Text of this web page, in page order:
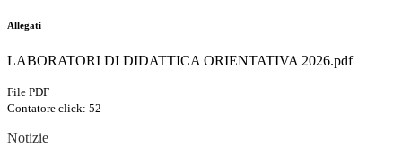
Allegati
LABORATORI DI DIDATTICA ORIENTATIVA 2026.pdf
File PDF
Contatore click: 52
Notizie